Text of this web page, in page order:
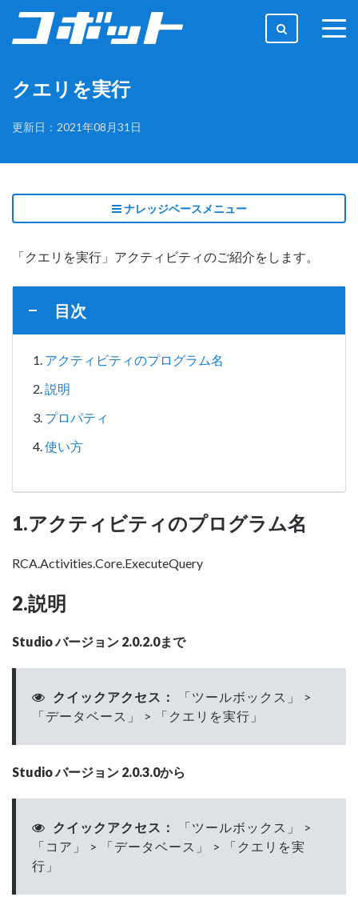
クエリを実行
更新日：2021年08月31日
ナレッジベースメニュー
「クエリを実行」アクティビティのご紹介をします。
目次
アクティビティのプログラム名
説明
プロパティ
使い方
1.アクティビティのプログラム名
RCA.Activities.Core.ExecuteQuery
2.説明
Studio バージョン 2.0.2.0まで
クイックアクセス：
「ツールボックス」 >
「データベース」 > 「クエリを実行」
Studio バージョン 2.0.3.0から
クイックアクセス：
「ツールボックス」 >
「コア」 > 「データベース」 > 「クエリを実
行」